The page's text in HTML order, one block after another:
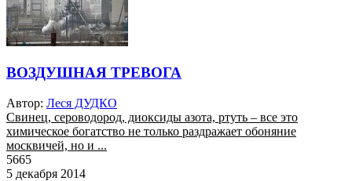
ВОЗДУШНАЯ ТРЕВОГА
Автор: Леся ДУДКО
Свинец, сероводород, диоксиды азота, ртуть – все это
химическое богатство не только раздражает обоняние
москвичей, но и ...
5665
5 декабря 2014